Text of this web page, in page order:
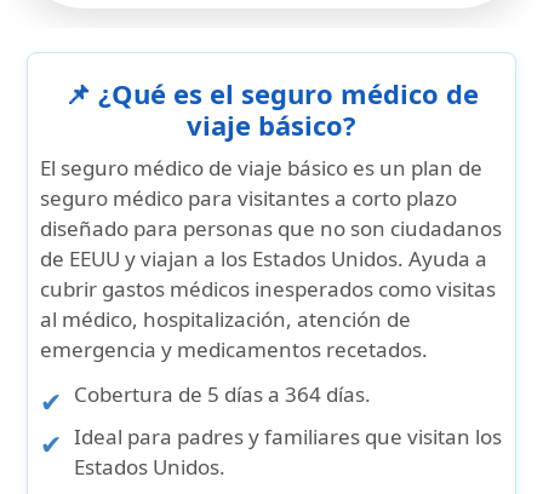
📌 ¿Qué es el seguro médico de
viaje básico?
El seguro médico de viaje básico es un plan de
seguro médico para visitantes a corto plazo
diseñado para personas que no son ciudadanos
de EEUU y viajan a los Estados Unidos. Ayuda a
cubrir gastos médicos inesperados como visitas
al médico, hospitalización, atención de
emergencia y medicamentos recetados.
Cobertura de 5 días a 364días.
Ideal para padres y familiares que visitan los
Estados Unidos.